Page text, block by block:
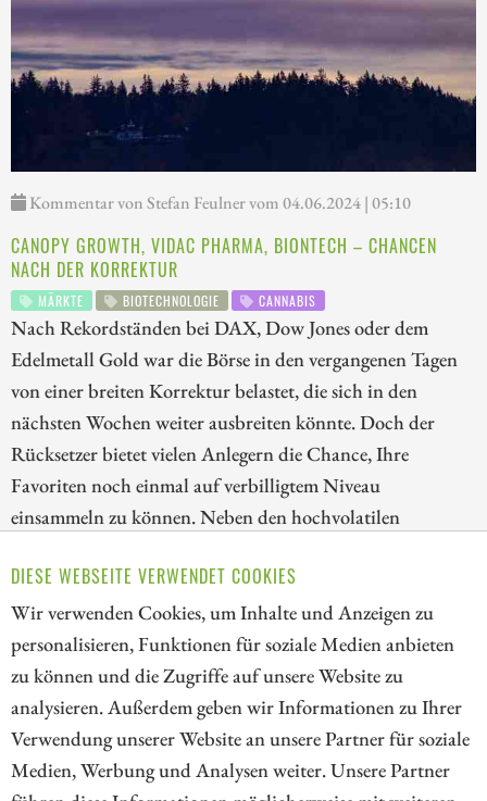
DIESE WEBSEITE VERWENDET COOKIES
Wir verwenden Cookies, um Inhalte und Anzeigen zu
personalisieren, Funktionen für soziale Medien anbieten
zu können und die Zugriffe auf unsere Website zu
analysieren. Außerdem geben wir Informationen zu Ihrer
Verwendung unserer Website an unsere Partner für soziale
Medien, Werbung und Analysen weiter. Unsere Partner
Kommentar von Stefan Feulner vom 04.06.2024 | 05:10
CANOPY GROWTH, VIDAC PHARMA, BIONTECH – CHANCEN
NACH DER KORREKTUR
MÄRKTE BIOTECHNOLOGIE CANNABIS
Nach Rekordständen bei DAX, Dow Jones oder dem
Edelmetall Gold war die Börse in den vergangenen Tagen
von einer breiten Korrektur belastet, die sich in den
nächsten Wochen weiter ausbreiten könnte. Doch der
Rücksetzer bietet vielen Anlegern die Chance, Ihre
Favoriten noch einmal auf verbilligtem Niveau
einsammeln zu können. Neben den hochvolatilen
die Übernahmen mehr und mehr zunehmen, enorme
Chancen.
ZUM KOMMENTAR
// kapitalerhoehungen.de - © 2026 - Die Informationsplattform für